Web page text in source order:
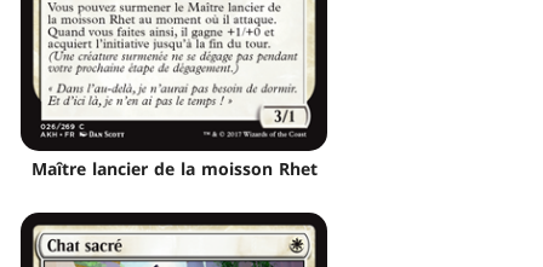
Maître lancier de la moisson Rhet